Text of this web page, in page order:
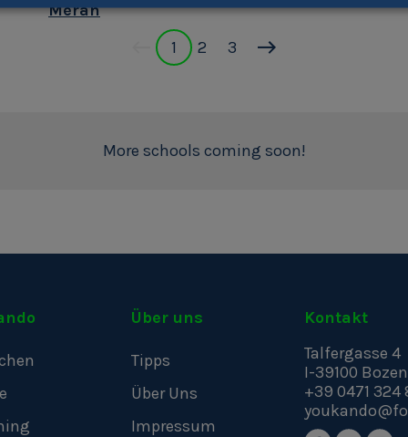
Meran
1 2 3
More schools coming soon!
Über uns
Tipps
Über Uns
Impressum
Kontakt
Talfergasse 4
I-39100 Bozen
+39 0471 324